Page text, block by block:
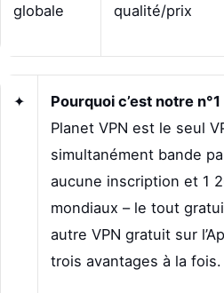
globale
qualité/prix
✦
Pourquoi c’est notre n°1
Planet VPN est le seul
simultanément bande
aucune inscription et 1
mondiaux – le tout
autre VPN gratuit sur
trois avantages à la fois.